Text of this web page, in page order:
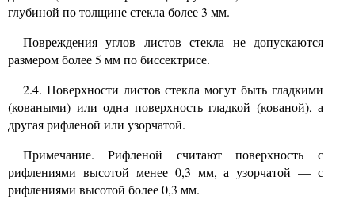
глубиной по толщине стекла более3 мм.
Повреждения углов листов стекла не допускаются
размером более5 мм по биссектрисе.
2.4. Поверхности листов стекла могут быть гладкими
(коваными) или одна поверхность гладкой (кованой), а
другая рифленой или узорчатой.
Примечание. Рифленой считают поверхность с
рифлениями высотой менее0,3 мм, а узорчатой— с
рифлениями высотой более0,3 мм.